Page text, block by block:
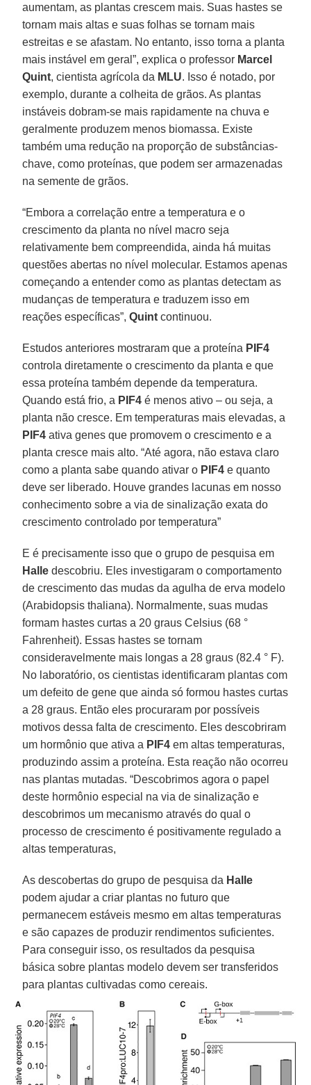
aumentam, as plantas crescem mais. Suas hastes se
tornam mais altas e suas folhas se tornam mais
estreitas e se afastam. No entanto, isso torna a planta
mais instável em geral”, explica o professor Marcel
Quint, cientista agrícola da MLU. Isso é notado, por
exemplo, durante a colheita de grãos. As plantas
instáveis dobram-se mais rapidamente na chuva e
geralmente produzem menos biomassa. Existe
também uma redução na proporção de substâncias-
chave, como proteínas, que podem ser armazenadas
na semente de grãos.
“Embora a correlação entre a temperatura e o
crescimento da planta no nível macro seja
relativamente bem compreendida, ainda há muitas
questões abertas no nível molecular. Estamos apenas
começando a entender como as plantas detectam as
mudanças de temperatura e traduzem isso em
reações específicas”,Quint continuou.
Estudos anteriores mostraram que a proteína PIF4
controla diretamente o crescimento da planta e que
essa proteína também depende da temperatura.
Quando está frio, a PIF4 é menos ativo – ou seja, a
planta não cresce. Em temperaturas mais elevadas, a
PIF4 ativa genes que promovem o crescimento e a
planta cresce mais alto. “Até agora, não estava claro
como a planta sabe quando ativar o PIF4 e quanto
deve ser liberado. Houve grandes lacunas em nosso
conhecimento sobre a via de sinalização exata do
crescimento controlado por temperatura”
E é precisamente isso que o grupo de pesquisa em
Halle descobriu. Eles investigaram o comportamento
de crescimento das mudas da agulha de erva modelo
(Arabidopsis thaliana). Normalmente, suas mudas
formam hastes curtas a 20 graus Celsius (68 °
Fahrenheit). Essas hastes se tornam
consideravelmente mais longas a 28 graus (82.4 ° F).
No laboratório, os cientistas identificaram plantas com
um defeito de gene que ainda só formou hastes curtas
a 28 graus. Então eles procuraram por possíveis
motivos dessa falta de crescimento. Eles descobriram
um hormônio que ativa a PIF4 em altas temperaturas,
produzindo assim a proteína. Esta reação não ocorreu
nas plantas mutadas. “Descobrimos agora o papel
deste hormônio especial na via de sinalização e
descobrimos um mecanismo através do qual o
processo de crescimento é positivamente regulado a
altas temperaturas,
As descobertas do grupo de pesquisa da Halle
podem ajudar a criar plantas no futuro que
permanecem estáveis mesmo em altas temperaturas
e são capazes de produzir rendimentos suficientes.
Para conseguir isso, os resultados da pesquisa
básica sobre plantas modelo devem ser transferidos
para plantas cultivadas como cereais.